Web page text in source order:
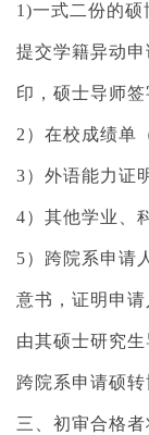
1)一式二份的硕
提交学籍异动申
印，硕士导师签
2 ）在校成绩单
3）外语能力证
4）其他学业、
5）跨院系申请
意书，证明申
由其硕士研究
跨院系申请硕转
三、初审合格